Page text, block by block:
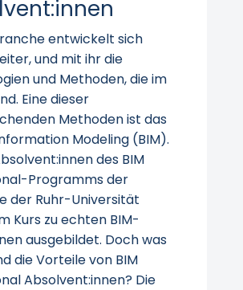
entwickelt sich
und mit ihr die
und Methoden, die im
Eine dieser
Methoden ist das
Modeling (BIM).
des BIM
Programms der
der Ruhr-Universität
Kurs zu echten BIM-
ausgebildet. Doch was
die Vorteile von BIM
Absolvent:innen? Die